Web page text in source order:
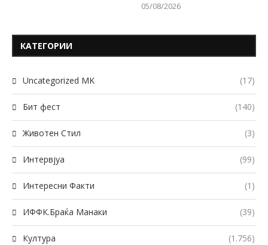
05/08/2026
КАТЕГОРИИ
Uncategorized MK (17)
Бит фест (140)
Животен Стил (3)
Интервјуа (99)
Интересни Факти (1)
ИФФК.Браќа Манаки (39)
Култура (1.756)